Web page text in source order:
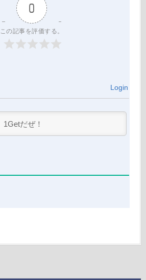
0
この記事を評価する。
Login